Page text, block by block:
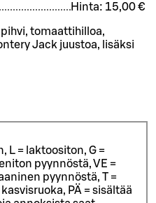
Hinta: 15,00 €
tomaattihilloa,
Jack juustoa, lisäksi
L = laktoositon, G =
pyynnöstä, VE =
pyynnöstä, T =
PÄ = sisältää